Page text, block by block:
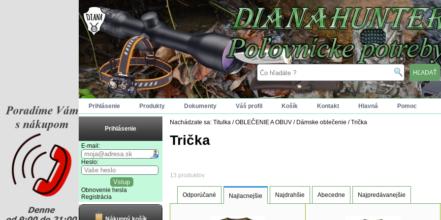
Prihlásenie Produkty Dokumenty Váš profil Košík Kontakt Hlavná Pomoc
Prihlásenie
E-mail:
Heslo:
Obnovenie hesla
Registrácia
Nachádzate sa: Titulka /OBLEČENIE A OBUV / Dámske oblečenie /Trička
Trička
13 produktov
Odporúčané Najlacnejšie Najdrahšie Abecedne Najpredávanejšie